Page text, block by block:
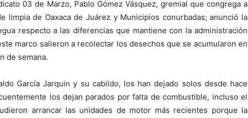
03 de Marzo, Pablo Gómez Vásquez, gremial que congrega a
limpia de Oaxaca de Juárez y Municipios conurbadas; anunció la
respecto a las diferencias que mantiene con la administración
marco salieron a recolectar los desechos que se acumularon en
de semana.
García Jarquin y su cabildo, los han dejado solos desde hace
los dejan parados por falta de combustible, incluso el
arrancar las unidades de motor más recientes porque la